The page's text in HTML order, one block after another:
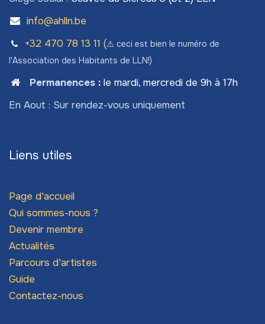
info@ahlln.be
+32 470 78​ 13 11 (⚠️ ceci est bien le numéro de
l'Association des Habitants de LLN!)
Permanences: le mardi, mercredi de 9h à 17h
En Aout : Sur rendez-vous uniquement
Liens utiles
Page d'accueil
Qui sommes-nous ?
Devenir membre
Actualités
Parcours d'artistes
Guide
Contactez-nous